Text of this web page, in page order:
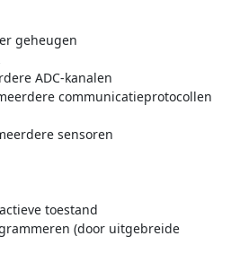
geheugen
ADC-kanalen
communicatieprotocollen
sensoren
toestand
(door uitgebreide